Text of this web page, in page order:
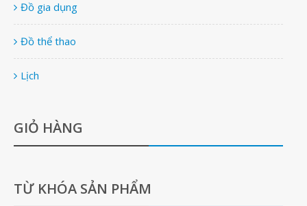
Đồ gia dụng
Đồ thể thao
Lịch
GIỎ HÀNG
TỪ KHÓA SẢN PHẨM